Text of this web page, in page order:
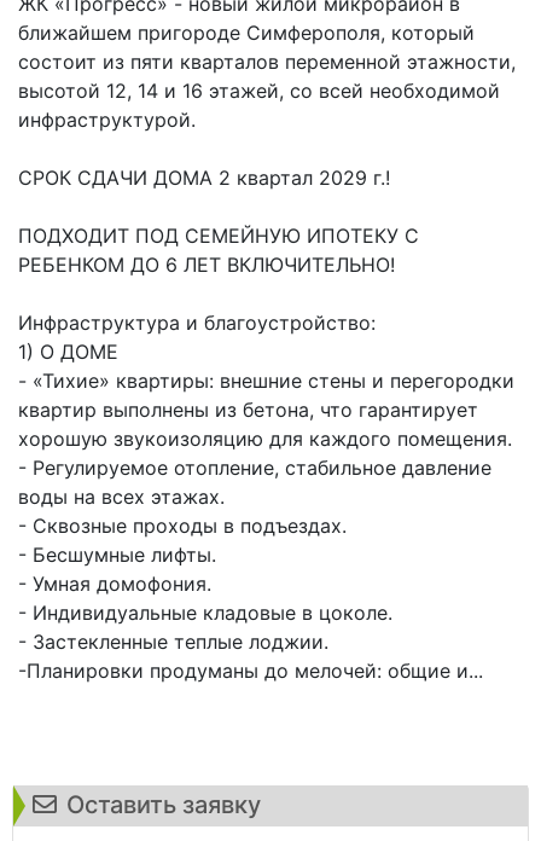
Оставить заявку
ближайшем пригороде Симферополя, который
состоит из пяти кварталов переменной этажности,
высотой 12, 14 и 16 этажей, со всей необходимой
инфраструктурой.
СРОК СДАЧИ ДОМА 2 квартал 2029 г.!
ПОДХОДИТ ПОД СЕМЕЙНУЮ ИПОТЕКУ С
РЕБЕНКОМ ДО 6 ЛЕТ ВКЛЮЧИТЕЛЬНО!
Инфраструктура и благоустройство:
1) О ДОМЕ
- «Тихие» квартиры: внешние стены и перегородки
квартир выполнены из бетона, что гарантирует
хорошую звукоизоляцию для каждого помещения.
- Регулируемое отопление, стабильное давление
воды на всех этажах.
- Сквозные проходы в подъездах.
- Бесшумные лифты.
- Умная домофония.
- Индивидуальные кладовые в цоколе.
- Застекленные теплые лоджии.
-Планировки продуманы до мелочей: общие и...